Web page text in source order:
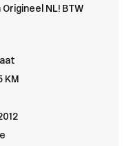
NL! BTW
KM